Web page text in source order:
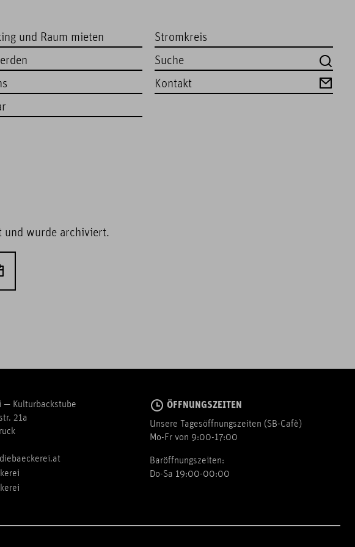
und Raum mieten Stromkreis
Kontakt
und wurde archiviert.
— Kulturbackstube
21a
ÖFFNUNGSZEITEN
Unsere Tagesöffnungszeiten (SB-Cafè)
Mo-Fr von 9:00-17:00
Baröffnungszeiten:
Do-Sa 19:00-00:00